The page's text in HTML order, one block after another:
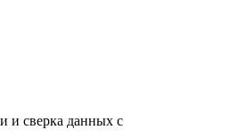
и сверка данных с